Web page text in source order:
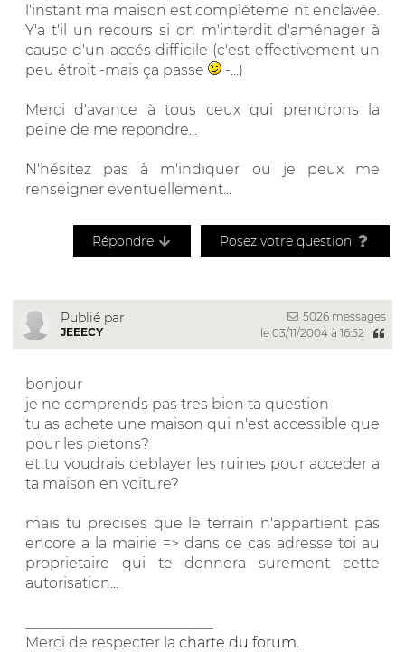
l'instant ma maison est compléteme nt enclavée.
Y'a t'il un recours si on m'interdit d'aménager à
cause d'un accés difficile (c'est effectivement un
peu étroit -mais ça passe
-...)
Merci d'avance à tous ceux qui prendrons la
peine de me repondre...
N'hésitez pas à m'indiquer ou je peux me
renseigner eventuellement...
Répondre Posez votre question
Publié par
JEEECY
5026 messages
le 03/11/2004 à 16:52
bonjour
je ne comprends pas tres bien ta question
tu as achete une maison qui n'est accessible que
pour les pietons?
et tu voudrais deblayer les ruines pour acceder a
ta maison en voiture?
mais tu precises que le terrain n'appartient pas
encore a la mairie => dans ce cas adresse toi au
proprietaire qui te donnera surement cette
autorisation...
Merci de respecter la charte du forum